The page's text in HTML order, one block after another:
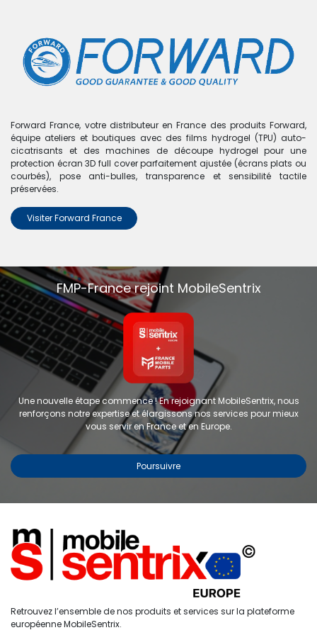
Étiquettes
Accueil Recherche
0
Compte
Boutique 0 articles trouvés.
Nous n'avons trouvé aucun
produit !
Aucun produit défini dans la catégoriePoco X4 Pro 5G.
Forward France, votre distributeur en France des produits Forward,
équipe ateliers et boutiques avec des films hydrogel (TPU) auto-
cicatrisants et des machines de découpe hydrogel pour une
protection écran 3D full cover parfaitement ajustée (écrans plats ou
courbés), pose anti-bulles, transparence et sensibilité tactile
préservées.
Visiter Forward France
FMP-France rejoint MobileSentrix
Une nouvelle étape commence ! En rejoignant MobileSentrix, nous
renforçons notre expertise et élargissons nos services pour mieux
vous servir en France et en Europe.
Poursuivre
Retrouvez l’ensemble de nos produits et services sur la plateforme
européenne MobileSentrix.
Copyright © 2024 FMP-France. Tous droits réservés